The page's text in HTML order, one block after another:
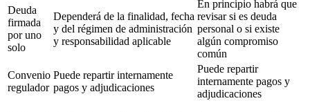
Deuda
firmada
por uno
solo
Dependerá de la finalidad, fecha
y del régimen de administración
y responsabilidad aplicable
En principio habrá que
revisar si es deuda
personal o si existe
algún compromiso
común
Convenio
regulador
Puede repartir internamente
pagos y adjudicaciones
Puede repartir
internamente pagos y
adjudicaciones